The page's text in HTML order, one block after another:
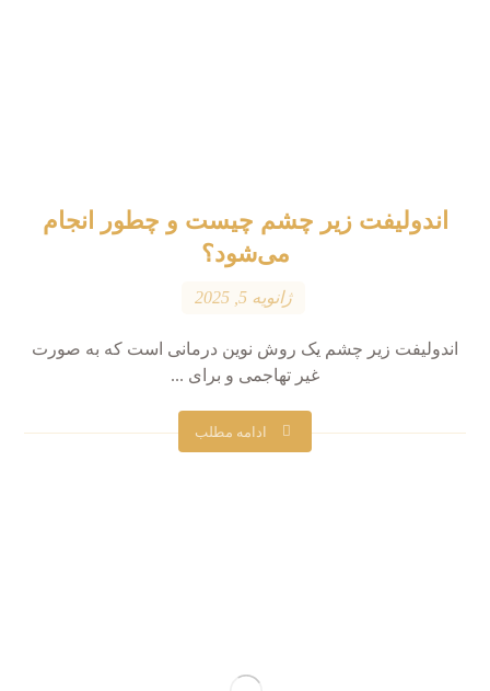
اندولیفت زیر چشم چیست و چطور انجام
می‌شود؟
ژانویه 5, 2025
اندولیفت زیر چشم یک روش نوین درمانی است که به صورت
غیر تهاجمی و برای ...
ادامه مطلب